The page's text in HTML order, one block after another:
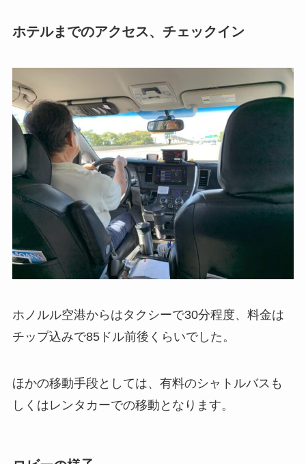
ホテルまでのアクセス、チェックイン
ホノルル空港からはタクシーで30分程度、料金は
チップ込みで85ドル前後くらいでした。
ほかの移動手段としては、有料のシャトルバスも
しくはレンタカーでの移動となります。